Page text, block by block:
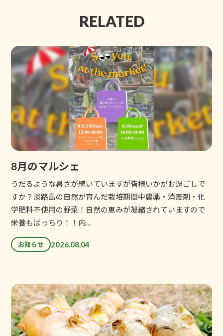
RELATED
8月のマルシェ
うだるような暑さが続いていますが皆様いかがお過ごしで
すか？淡路島の自然が育んだ栽培期間中農薬・消毒剤・化
学肥料不使用の野菜！自然の恵みが凝縮されていますので
栄養もばっちり！！内…
お知らせ 2026.08.04